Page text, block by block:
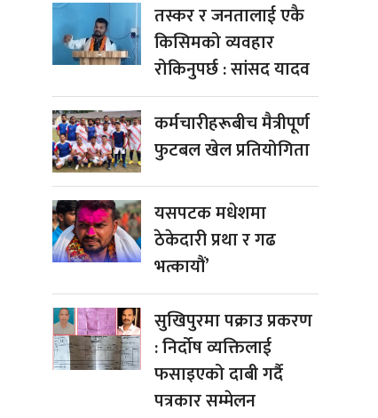
तस्कर र जनतालाई एकै
किसिमको व्यवहार
रोकिनुपर्छ : सांसद यादव
कर्मचारीहरूबीच मैत्रीपूर्ण
फुटबल खेल प्रतियोगिता
यसपटक मधेशमा
ठेकेदारी प्रथा र गढ
भत्कायौं’
सुखिपुरमा पक्राउ प्रकरण
: निर्दोष व्यक्तिलाई
फसाइएको दाबी गर्दै
पत्रकार सम्मेलन